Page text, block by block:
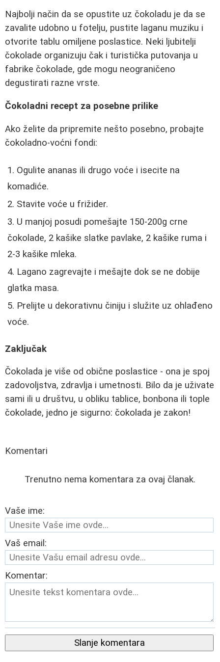
Najbolji način da se opustite uz čokoladu je da se
zavalite udobno u fotelju, pustite laganu muziku i
otvorite tablu omiljene poslastice. Neki ljubitelji
čokolade organizuju čak i turistička putovanja u
fabrike čokolade, gde mogu neograničeno
degustirati razne vrste.
Čokoladni recept za posebne prilike
Ako želite da pripremite nešto posebno, probajte
čokoladno-voćni fondi:
Ogulite ananas ili drugo voće i isecite na
komadiće.
Stavite voće u frižider.
U manjoj posudi pomešajte 150-200g crne
čokolade, 2 kašike slatke pavlake, 2 kašike ruma i
2-3 kašike mleka.
Lagano zagrevajte i mešajte dok se ne dobije
glatka masa.
Prelijte u dekorativnu činiju i služite uz ohlađeno
voće.
Zaključak
Čokolada je više od obične poslastice - ona je spoj
zadovoljstva, zdravlja i umetnosti. Bilo da je uživate
sami ili u društvu, u obliku tablice, bonbona ili tople
čokolade, jedno je sigurno: čokolada je zakon!
Komentari
Trenutno nema komentara za ovaj članak.
Vaše ime:
Vaš email:
Komentar:
Slanje komentara